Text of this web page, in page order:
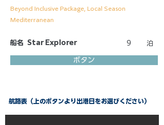
Beyond Inclusive Package, Local Season
Mediterranean
船名 Star Explorer 9 泊
ボタン
航路表（上のボタンより出港日をお選びください）